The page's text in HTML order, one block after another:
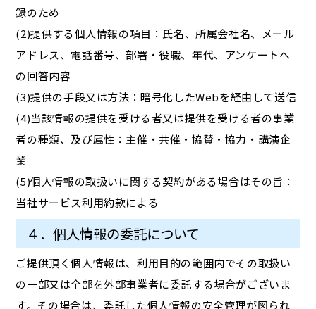
録のため
(2)提供する個人情報の項目：氏名、所属会社名、メール
アドレス、電話番号、部署・役職、年代、アンケートへ
の回答内容
(3)提供の手段又は方法：暗号化したWebを経由して送信
(4)当該情報の提供を受ける者又は提供を受ける者の事業
者の種類、及び属性：主催・共催・協賛・協力・講演企
業
(5)個人情報の取扱いに関する契約がある場合はその旨：
当社サービス利用約款による
４．個人情報の委託について
ご提供頂く個人情報は、利用目的の範囲内でその取扱い
の一部又は全部を外部事業者に委託する場合がございま
す。その場合は、委託した個人情報の安全管理が図られ